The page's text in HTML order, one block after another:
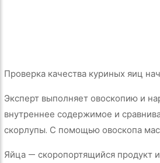
Проверка качества куриных яиц
Эксперт выполняет овоскопию и
внутреннее содержимое и
скорлупы. С помощью овоскопа
Яйца — скоропортящийся продукт